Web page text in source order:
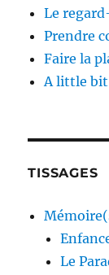
Le
Prendre
Faire la
A little bit
TISSAGES
Le